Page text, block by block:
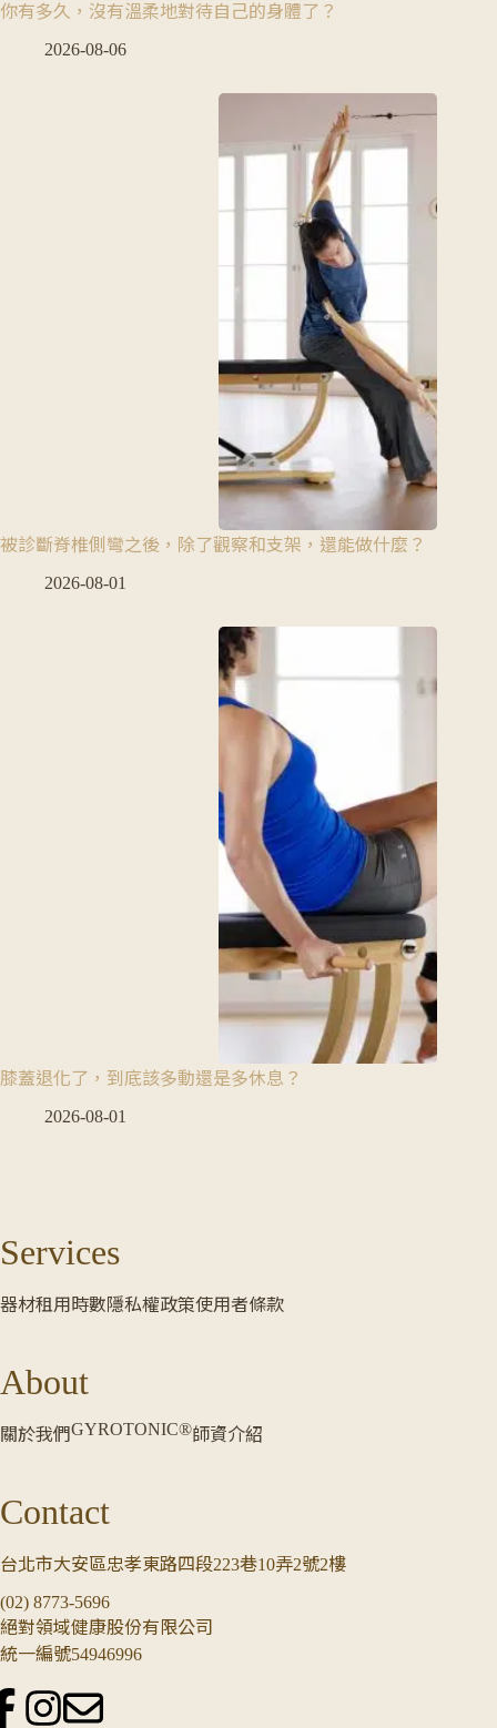
你有多久，沒有溫柔地對待自己的身體了？
2026-08-06
被診斷脊椎側彎之後，除了觀察和支架，還能做什麼？
2026-08-01
膝蓋退化了，到底該多動還是多休息？
2026-08-01
Services
器材租用時數隱私權政策使用者條款
About
關於我們GYROTONIC®師資介紹
Contact
台北市大安區忠孝東路四段223巷10弄2號2樓
(02) 8773-5696
絕對領域健康股份有限公司
統一編號54946996